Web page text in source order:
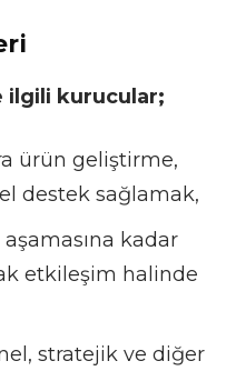
ilgili kurucular;
ürün geliştirme,
destek sağlamak,
kadar
etkileşim halinde
stratejik ve diğer